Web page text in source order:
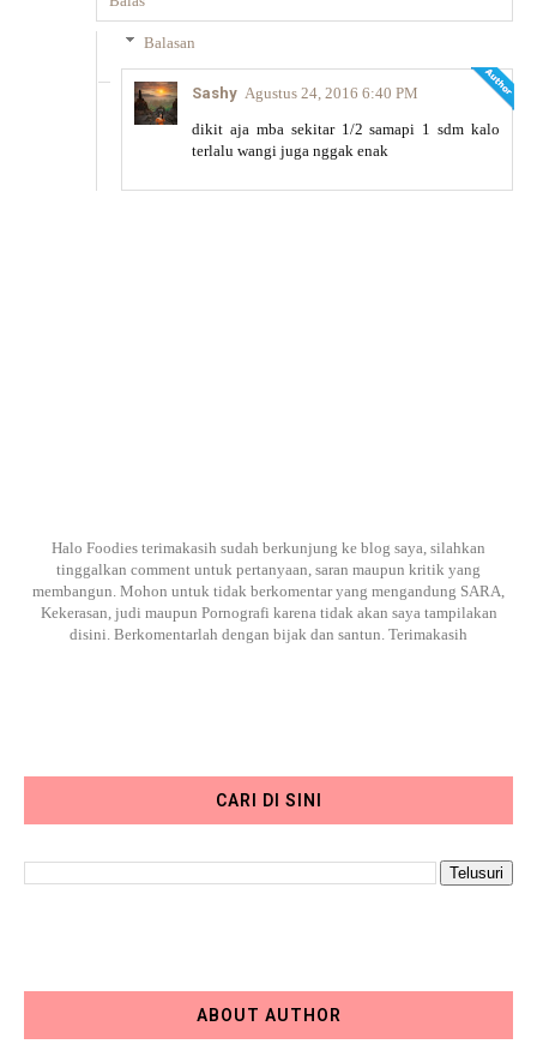
Balasan
Sashy Agustus 24, 2016 6:40 PM
dikit aja mba sekitar 1/2 samapi 1 sdm kalo
terlalu wangi juga nggak enak
Halo Foodies terimakasih sudah berkunjung ke blog saya, silahkan
tinggalkan comment untuk pertanyaan, saran maupun kritik yang
membangun. Mohon untuk tidak berkomentar yang mengandung SARA,
Kekerasan, judi maupun Pornografi karena tidak akan saya tampilakan
disini. Berkomentarlah dengan bijak dan santun. Terimakasih
CARI DI SINI
ABOUT AUTHOR